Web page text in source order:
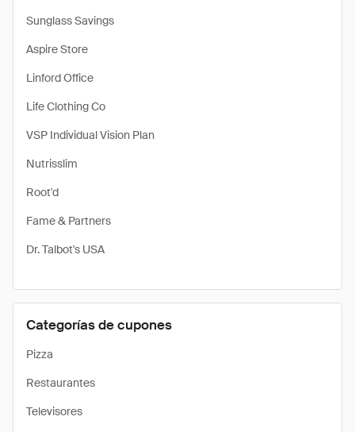
Sunglass Savings
Aspire Store
Linford Office
Life Clothing Co
VSP Individual Vision Plan
Nutrisslim
Root'd
Fame & Partners
Dr. Talbot's USA
Categorías de cupones
Pizza
Restaurantes
Televisores